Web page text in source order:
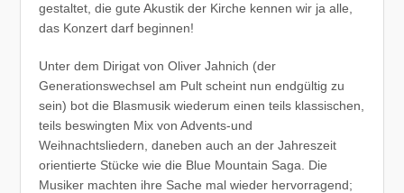
gestaltet, die gute Akustik der Kirche kennen wir ja alle,
das Konzert darf beginnen!
Unter dem Dirigat von Oliver Jahnich (der
Generationswechsel am Pult scheint nun endgültig zu
sein) bot die Blasmusik wiederum einen teils klassischen,
teils beswingten Mix von Advents-und
Weihnachtsliedern, daneben auch an der Jahreszeit
orientierte Stücke wie die Blue Mountain Saga. Die
Musiker machten ihre Sache mal wieder hervorragend;